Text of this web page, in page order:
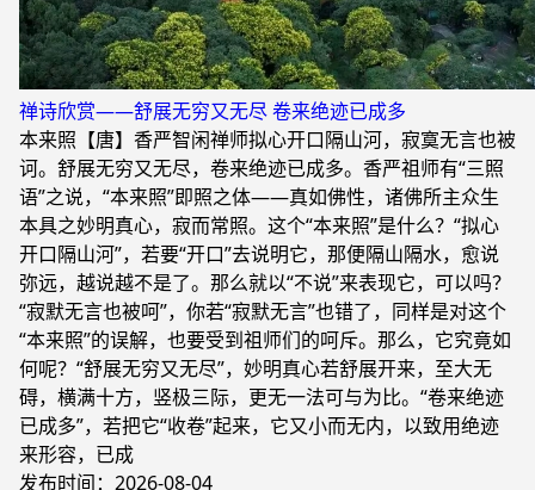
禅诗欣赏——舒展无穷又无尽 卷来绝迹已成多
本来照【唐】香严智闲禅师拟心开口隔山河，寂寞无言也被
诃。舒展无穷又无尽，卷来绝迹已成多。香严祖师有“三照
语”之说，“本来照”即照之体——真如佛性，诸佛所主众生
本具之妙明真心，寂而常照。这个“本来照”是什么？“拟心
开口隔山河”，若要“开口”去说明它，那便隔山隔水，愈说
弥远，越说越不是了。那么就以“不说”来表现它，可以吗？
“寂默无言也被呵”，你若“寂默无言”也错了，同样是对这个
“本来照”的误解，也要受到祖师们的呵斥。那么，它究竟如
何呢？“舒展无穷又无尽”，妙明真心若舒展开来，至大无
碍，横满十方，竖极三际，更无一法可与为比。“卷来绝迹
已成多”，若把它“收卷”起来，它又小而无内，以致用绝迹
来形容，已成
发布时间：2026-08-04